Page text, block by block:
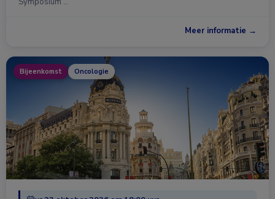
Meer informatie →
Bijeenkomst Oncologie